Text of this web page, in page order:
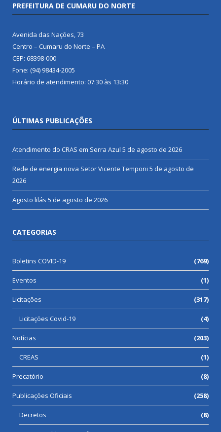
PREFEITURA DE CUMARU DO NORTE
Avenida das Nações, 73
Centro – Cumaru do Norte – PA
CEP: 68398-000
Fone: (94) 98434-2005
Horário de atendimento: 07:30 às 13:30
ÚLTIMAS PUBLICAÇÕES
Atendimento do CRAS em Serra Azul 5 de agosto de 2026
Rede de energia nova Setor Vicente Temponi 5 de agosto de
2026
Agosto lilás 5 de agosto de 2026
CATEGORIAS
Boletins COVID-19 (769)
Eventos (1)
Licitações (317)
Licitações Covid-19 (4)
Notícias (203)
CREAS (1)
Precatório (8)
Publicações Oficiais (258)
Decretos (8)